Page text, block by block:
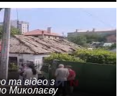
та відео з
Миколаєву